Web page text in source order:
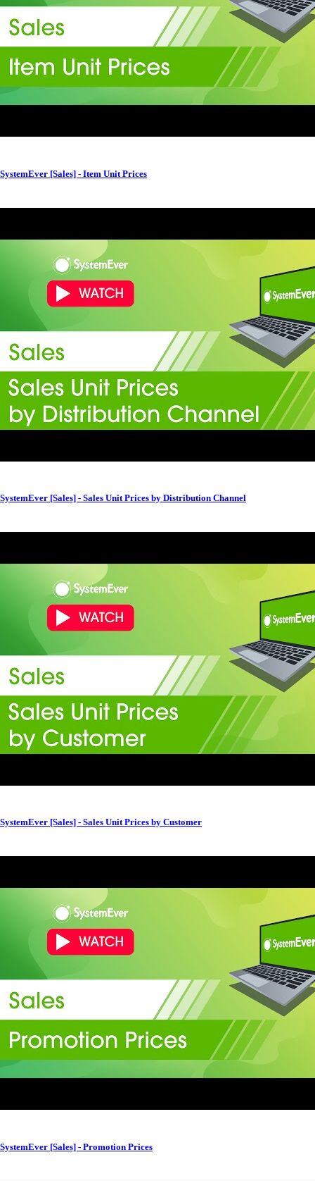
SystemEver [Sales] - Item Unit Prices
SystemEver [Sales] - Sales Unit Prices by Distribution Channel
SystemEver [Sales] - Sales Unit Prices by Customer
SystemEver [Sales] - Promotion Prices